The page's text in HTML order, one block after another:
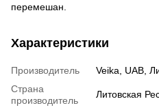
перемешан.
Характеристики
Производитель
Veika, UAB,
Страна
производитель
Литовская